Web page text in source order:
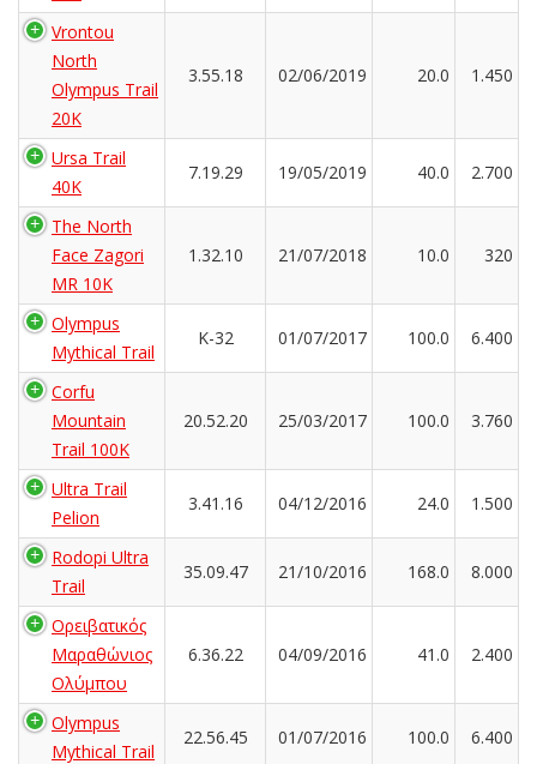
Vrontou
North
Olympus Trail
20K
3.55.18 02/06/2019 20.0 1.450
Ursa Trail
40K
7.19.29 19/05/2019 40.0 2.700
The North
Face Zagori
MR 10K
1.32.10 21/07/2018 10.0 320
Olympus
Mythical Trail
K-32 01/07/2017 100.0 6.400
Corfu
Mountain
Trail 100K
20.52.20 25/03/2017 100.0 3.760
Ultra Trail
Pelion
3.41.16 04/12/2016 24.0 1.500
Rodopi Ultra
Trail
35.09.47 21/10/2016 168.0 8.000
Ορειβατικός
Μαραθώνιος
Ολύμπου
6.36.22 04/09/2016 41.0 2.400
Olympus
Mythical Trail
22.56.45 01/07/2016 100.0 6.400